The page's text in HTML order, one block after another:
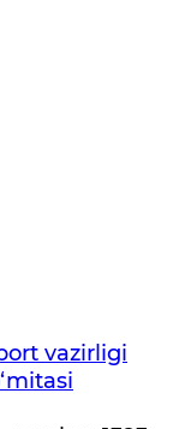
vazirligi